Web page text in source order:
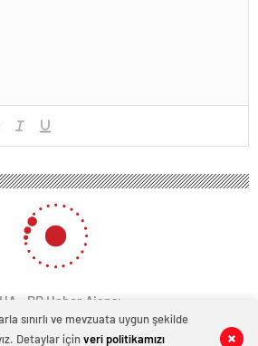
- PR Haber Ajansı
sınırlı ve mevzuata uygun şekilde
Detaylar içinveri politikamızı